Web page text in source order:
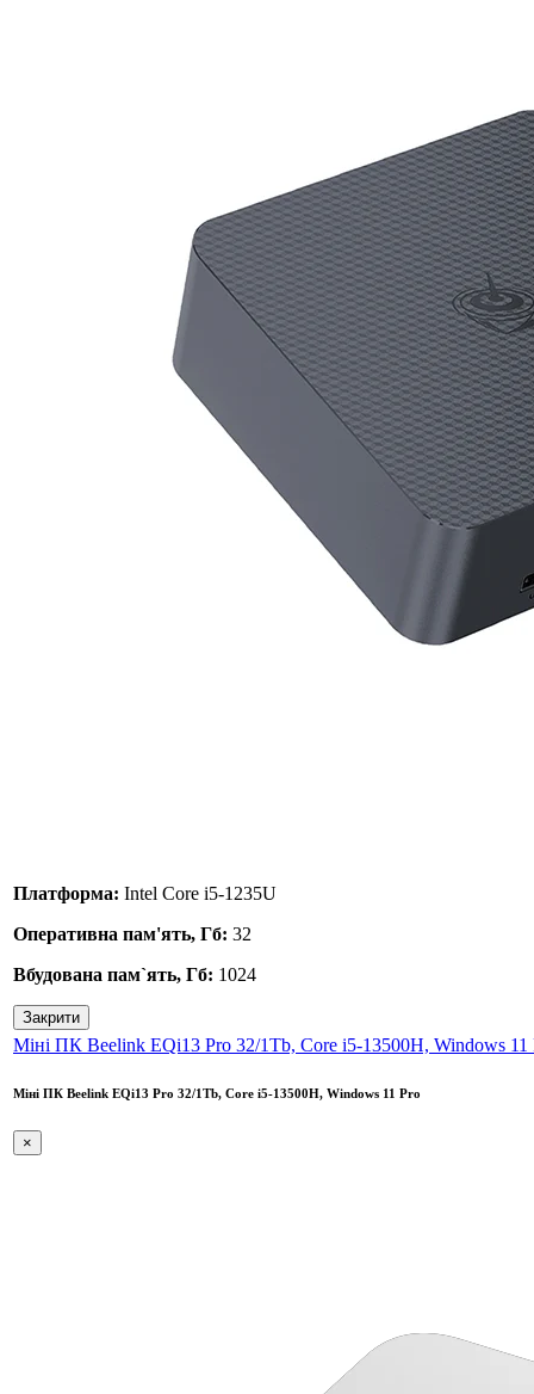
Платформа: Intel Core i5-1235U
Оперативна пам'ять, Гб: 32
Вбудована пам`ять, Гб: 1024
Закрити
Міні ПК Beelink EQi13 Pro 32/1Tb, Core i5-13500H, Windows 11
Міні ПК Beelink EQi13 Pro 32/1Tb, Core i5-13500H, Windows 11 Pro
×